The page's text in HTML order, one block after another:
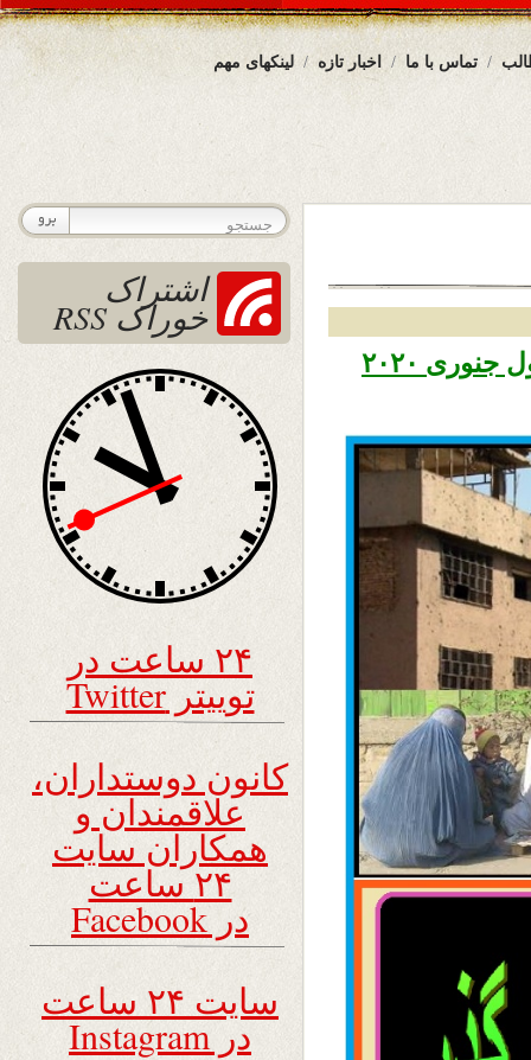
لینکهای مهم اخبار تازه تماس با ما
تاریخ نشر چهار شنبه ۱۱ جدی ۱۳۹۸ – اول جنوری ۲۰۲۰
اشتراک
خوراک RSS
۲۴ ساعت در
توییتر Twitter
کانون دوستداران،
علاقمندان و
همکاران سایت
۲۴ ساعت
در Facebook
سایت ۲۴ ساعت
در Instagram